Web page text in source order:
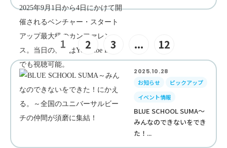
1 2 3 ... 12
2025.10.28
お知らせ
ピックアップ
イベント情報
BLUE SCHOOL SUMA～
みんなのできないをでき
た！...